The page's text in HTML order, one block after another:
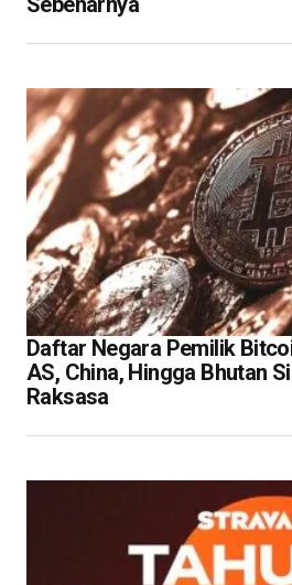
Daftar Negara Pemilik
AS, China, Hingga Bhutan
Raksasa